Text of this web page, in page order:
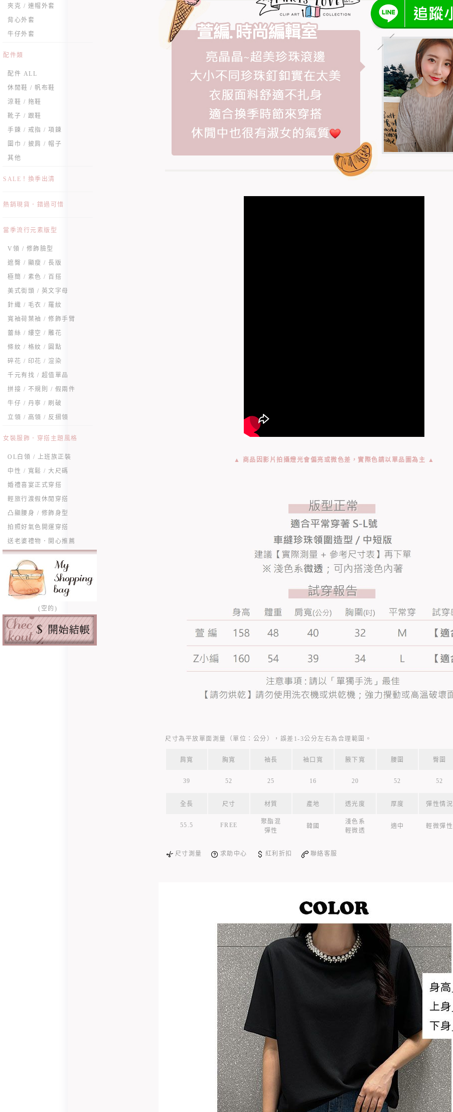
夾克 / 連帽外套
背心外套
牛仔外套
配件類
配件 ALL
休閒鞋 / 帆布鞋
涼鞋 / 拖鞋
靴子 / 跟鞋
手鍊 / 戒指 / 項鍊
圍巾 / 披肩 / 帽子
其他
SALE！換季出清
熱銷現貨．錯過可惜
當季流行元素版型
V領 / 修飾臉型
遮臀 / 顯瘦 / 長版
極簡 / 素色 / 百搭
美式街頭 / 英文字母
針織 / 毛衣 / 羅紋
寬袖荷葉袖 / 修飾手臂
蕾絲 / 縷空 / 雕花
條紋 / 格紋 / 圓點
碎花 / 印花 / 渲染
千元有找 / 超值單品
拼接 / 不規則 / 假兩件
牛仔 / 丹寧 / 刷破
立領 / 高領 / 反摺領
女裝服飾．穿搭主題風格
OL白領 / 上班族正裝
中性 / 寬鬆 / 大尺碼
婚禮喜宴正式穿搭
輕旅行渡假休閒穿搭
凸顯腰身 / 修飾身型
拍照好氣色開運穿搭
送老婆禮物．開心推薦
(空的)
▲ 商品因影片拍攝燈光會偏亮或微色差，實際色請以單品圖為主 ▲
尺寸為平放單面測量（單位：公分），誤差1-3公分左右為合理範圍。
肩寬 胸寬 袖長 袖口寬 腋下寬 腰圍 臀圍
39 52 25 16 20 52 52
全長 尺寸 材質 產地 透光度 厚度 彈性情況
55.5 FREE
聚酯混
彈性
韓國
淺色系
輕微透
適中 輕微彈性
尺寸測量 求助中心 紅利折扣 聯絡客服